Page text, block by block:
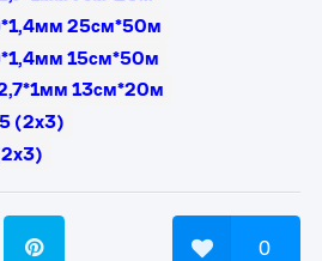
25см*50м
15см*50м
13см*20м
(2х3)
0